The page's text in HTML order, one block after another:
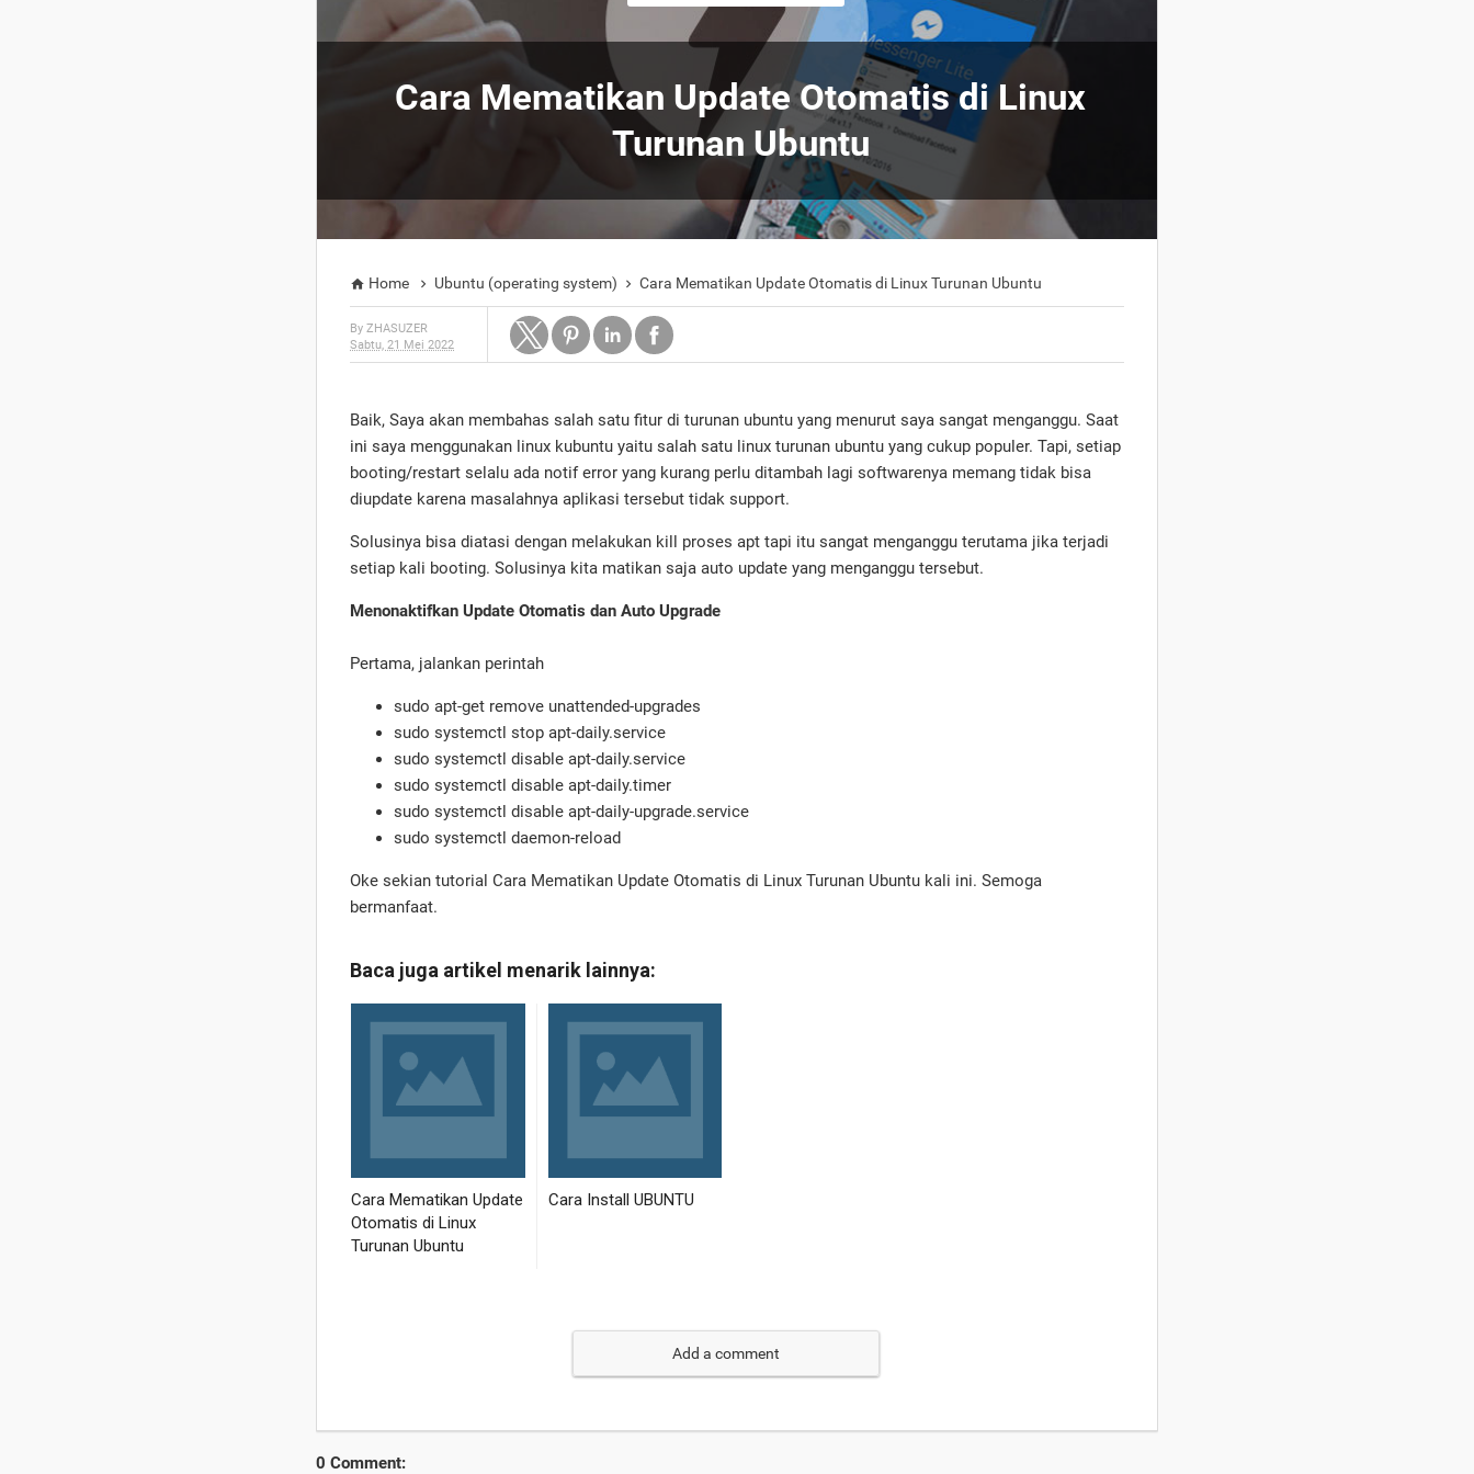
Cara Mematikan Update Otomatis di Linux
Turunan Ubuntu
 Home  Ubuntu (operating system)  Cara Mematikan Update Otomatis di Linux Turunan Ubuntu
By ZHASUZER
Sabtu, 21 Mei 2022
Baik, Saya akan membahas salah satu fitur di turunan ubuntu yang menurut saya sangat menganggu. Saat
ini saya menggunakan linux kubuntu yaitu salah satu linux turunan ubuntu yang cukup populer. Tapi, setiap
booting/restart selalu ada notif error yang kurang perlu ditambah lagi softwarenya memang tidak bisa
diupdate karena masalahnya aplikasi tersebut tidak support.
Solusinya bisa diatasi dengan melakukan kill proses apt tapi itu sangat menganggu terutama jika terjadi
setiap kali booting. Solusinya kita matikan saja auto update yang menganggu tersebut.
Menonaktifkan Update Otomatis dan Auto Upgrade
Pertama, jalankan perintah
sudo apt-get remove unattended-upgrades
sudo systemctl stop apt-daily.service
sudo systemctl disable apt-daily.service
sudo systemctl disable apt-daily.timer
sudo systemctl disable apt-daily-upgrade.service
sudo systemctl daemon-reload
Oke sekian tutorial Cara Mematikan Update Otomatis di Linux Turunan Ubuntu kali ini. Semoga
bermanfaat.
Add a comment
0 Comment: